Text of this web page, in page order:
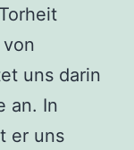
uns darin
an. In
er uns